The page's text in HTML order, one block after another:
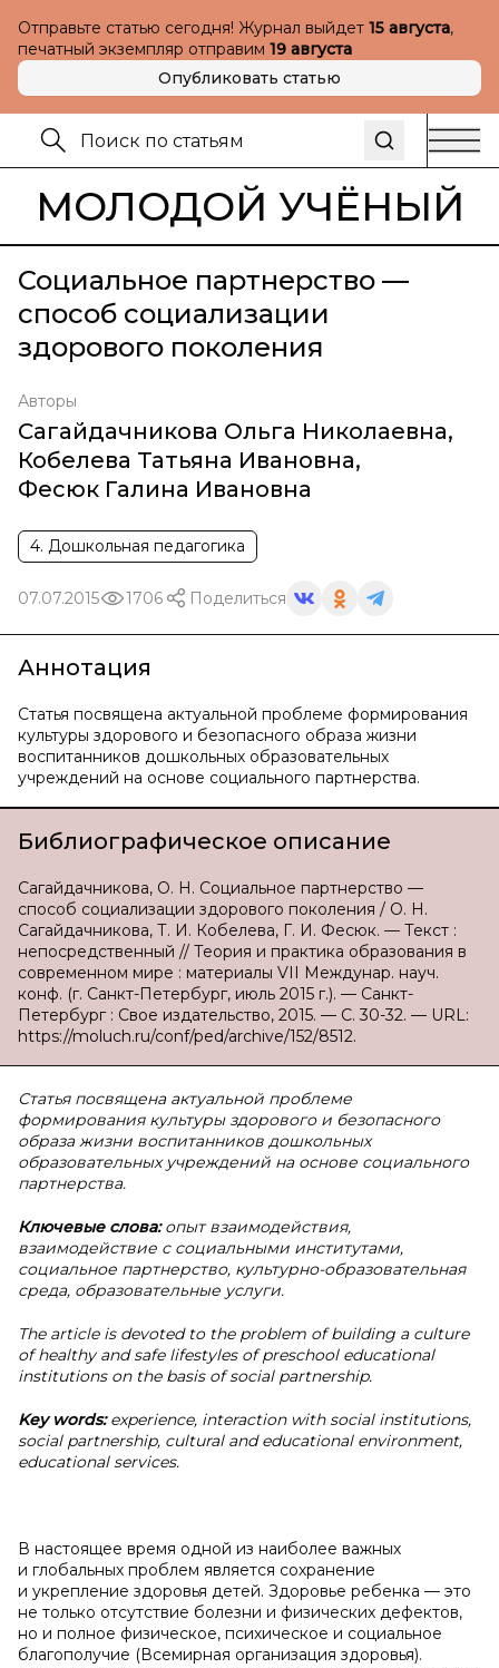
Отправьте статью сегодня! Журнал выйдет 15 августа,
печатный экземпляр отправим 19 августа
Опубликовать статью
МОЛОДОЙ УЧЁНЫЙ
Социальное партнерство —
способ социализации
здорового поколения
Авторы
Сагайдачникова Ольга Николаевна,
Кобелева Татьяна Ивановна,
Фесюк Галина Ивановна
4. Дошкольная педагогика
07.07.2015 1706 Поделиться
Аннотация
Статья посвящена актуальной проблеме формирования
культуры здорового и безопасного образа жизни
воспитанников дошкольных образовательных
учреждений на основе социального партнерства.
Библиографическое описание
Сагайдачникова, О. Н. Социальное партнерство —
способ социализации здорового поколения / О. Н.
Сагайдачникова, Т. И. Кобелева, Г. И. Фесюк. — Текст :
непосредственный // Теория и практика образования в
современном мире : материалы VII Междунар. науч.
конф. (г. Санкт-Петербург, июль 2015 г.). — Санкт-
Петербург : Свое издательство, 2015. — С. 30-32. — URL:
https://moluch.ru/conf/ped/archive/152/8512.
Статья посвящена актуальной проблеме
формирования культуры здорового и безопасного
образа жизни воспитанников дошкольных
образовательных учреждений на основе социального
партнерства.
Ключевые слова: опыт взаимодействия,
взаимодействие с социальными институтами,
социальное партнерство, культурно-образовательная
среда, образовательные услуги.
The article is devoted to the problem of building a culture
of healthy and safe lifestyles of preschool educational
institutions on the basis of social partnership.
Key words: experience, interaction with social institutions,
social partnership, cultural and educational environment,
educational services.
В настоящее время одной из наиболее важных
и глобальных проблем является сохранение
и укрепление здоровья детей. Здоровье ребенка — это
не только отсутствие болезни и физических дефектов,
но и полное физическое, психическое и социальное
благополучие (Всемирная организация здоровья).